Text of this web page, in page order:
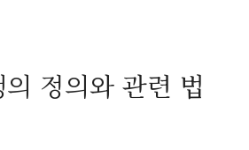
정의와 관련 법